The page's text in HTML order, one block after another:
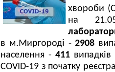
хвороби
на
в м.Миргороді -2908
населення -411 випадків
COVID-19 з початку